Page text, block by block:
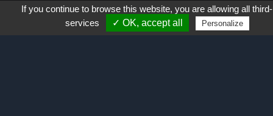
Trouver un point de vente
If you continue to browse this website, you are allowing all
services
✓ OK, accept all Personalize